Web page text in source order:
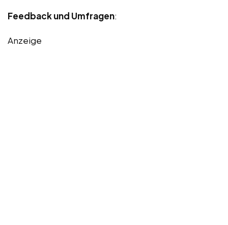
Feedback und Umfragen:
Anzeige